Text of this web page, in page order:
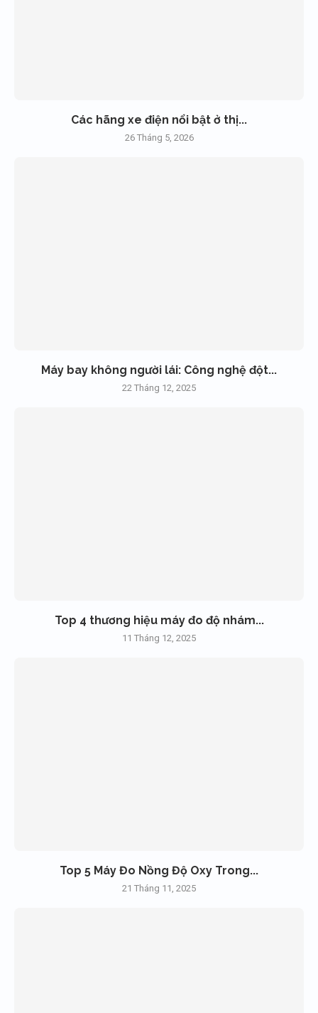
Các hãng xe điện nổi bật ở thị...
26 Tháng 5, 2026
Máy bay không người lái: Công nghệ đột...
22 Tháng 12, 2025
Top 4 thương hiệu máy đo độ nhám...
11 Tháng 12, 2025
Top 5 Máy Đo Nồng Độ Oxy Trong...
21 Tháng 11, 2025